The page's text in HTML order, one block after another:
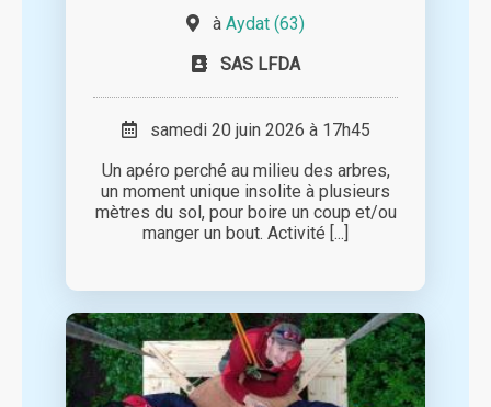
à Aydat (63)
SAS LFDA
samedi 20 juin 2026 à 17h45
Un apéro perché au milieu des arbres,
un moment unique insolite à plusieurs
mètres du sol, pour boire un coup et/ou
manger un bout. Activité [...]